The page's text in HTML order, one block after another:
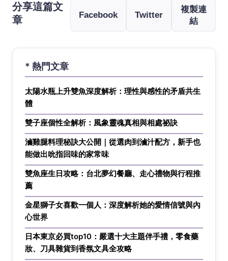
分享這篇文
章
Facebook Twitter
複製連
結
* 熱門文章
太陽水瓶上升雙魚深度解析：理性與感性的矛盾共生
體
雙子座個性全解析：風象靈魂真相與相處祕訣
滷雞腿料理秘訣大公開｜從選肉到滷汁配方，新手也
能做出吮指回味的家常味
雙魚座生日攻略：台北夢幻餐廳、走心禮物與行程推
薦
金星獅子女喜歡一個人：深度解析她的愛情信號與內
心世界
日本東京必買top10：嚴選十大主題伴手禮，零食藥
妝、刀具雜貨到香氛文具全攻略